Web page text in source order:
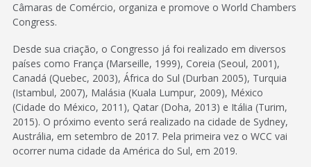
Câmaras de Comércio, organiza e promove o World Chambers
Congress.
Desde sua criação, o Congresso já foi realizado em diversos
países como França (Marseille, 1999), Coreia (Seoul, 2001),
Canadá (Quebec, 2003), África do Sul (Durban 2005), Turquia
(Istambul, 2007), Malásia (Kuala Lumpur, 2009), México
(Cidade do México, 2011), Qatar (Doha, 2013) e Itália (Turim,
2015). O próximo evento será realizado na cidade de Sydney,
Austrália, em setembro de 2017. Pela primeira vez o WCC vai
ocorrer numa cidade da América do Sul, em 2019.